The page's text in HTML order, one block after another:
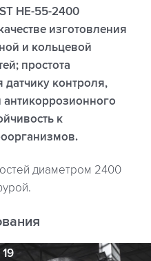
НЕ-55-2400
изготовления
и кольцевой
простота
контроля,
к
диаметром 2400